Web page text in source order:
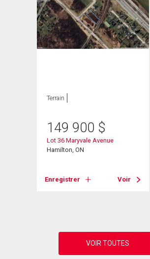
Terrain
149 900 $
Lot 36 Maryvale Avenue
Hamilton, ON
Enregistrer Voir